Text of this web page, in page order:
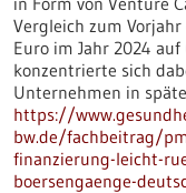
Vergleich zum
Euro im Jahr 2024
konzentrierte sich
Unternehmen in
https://
bw.de/fachbeitrag/
finanzierung-leicht-
boersengaenge-